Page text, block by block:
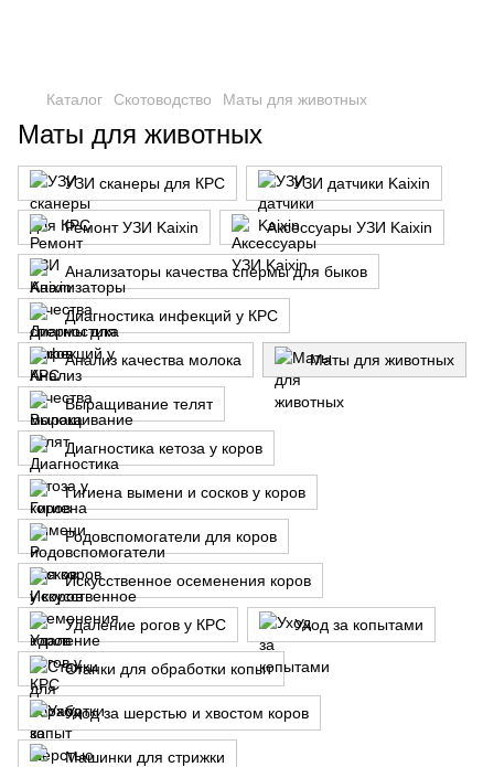
Каталог Скотоводство Маты для животных
Маты для животных
УЗИ сканеры для КРС УЗИ датчики Kaixin
Ремонт УЗИ Kaixin Аксессуары УЗИ Kaixin
Анализаторы качества спермы для быков
Диагностика инфекций у КРС
Анализ качества молока Маты для животных
Выращивание телят
Диагностика кетоза у коров
Гигиена вымени и сосков у коров
Родовспомогатели для коров
Искусственное осеменения коров
Удаление рогов у КРС Уход за копытами
Станки для обработки копыт
Уход за шерстью и хвостом коров
Машинки для стрижки